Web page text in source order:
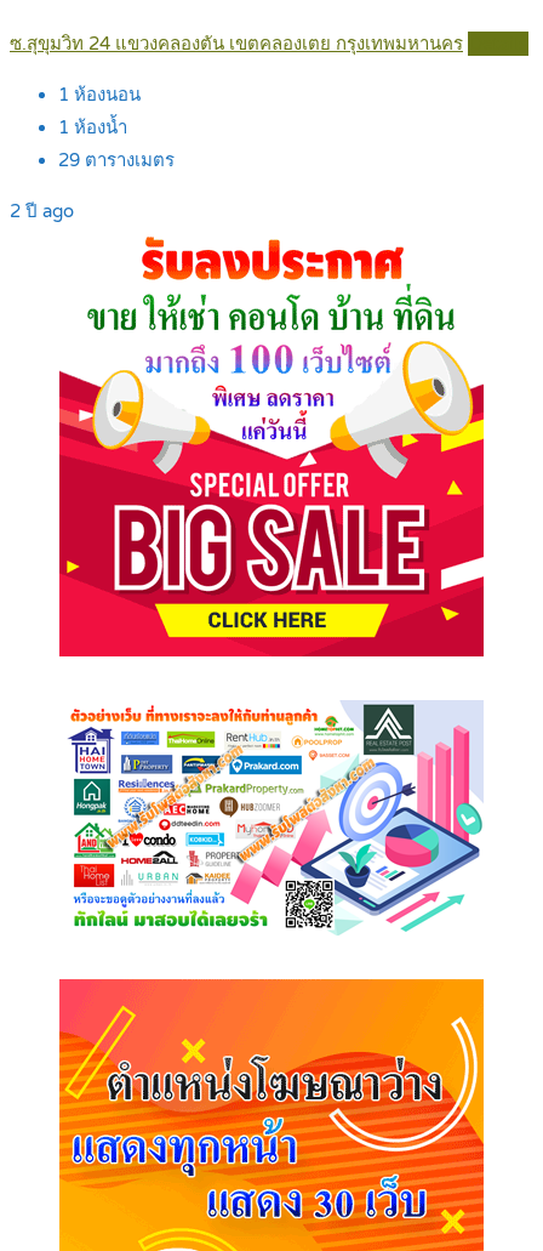
ซ.สุขุมวิท 24 แขวงคลองตัน เขตคลองเตย กรุงเทพมหานคร
1 ห้องนอน
1 ห้องน้ำ
29 ตารางเมตร
2 ปี ago